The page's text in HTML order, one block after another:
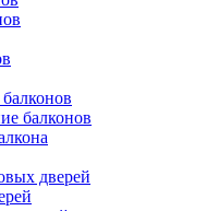
балконов
дверей